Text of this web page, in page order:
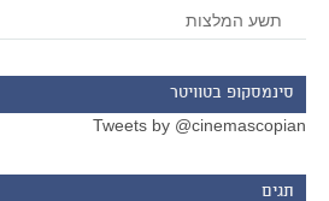
תשע המלצות
סינמסקופ בטוויטר
Tweets by @cinemascopian
תגים